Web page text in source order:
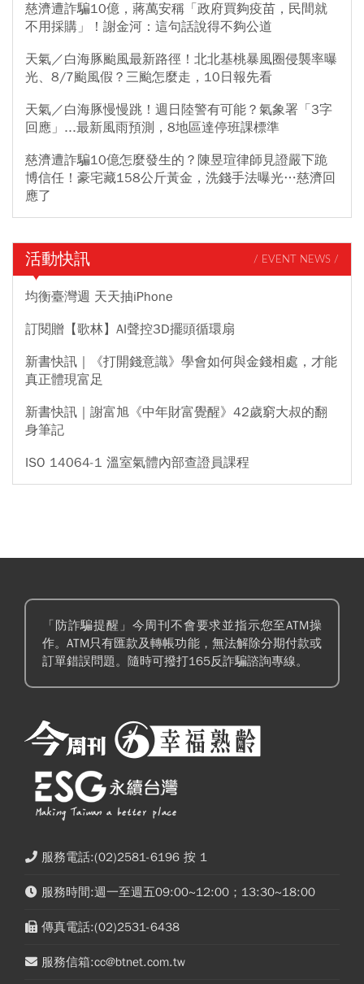
慈濟遭詐騙10億，蔣萬安稱「政府買夠疫苗，民間就
不用採購」！謝金河：這句話說得不夠公道
天氣／白海豚颱風最新路徑！北北基桃暴風圈侵襲率曝
光、8/7颱風假？三颱怎麼走，10日報先看
天氣／白海豚慢慢跳！週日陸警有可能？氣象署「3字
回應」...最新風雨預測，8地區達停班課標準
慈濟遭詐騙10億怎麼發生的？陳昱瑄律師見證嚴下跪
博信任！豪宅藏158公斤黃金，洗錢手法曝光…慈濟回
應了
活動快訊 / EVENT NEWS /
均衡臺灣週 天天抽iPhone
訂閱贈【歌林】AI聲控3D擺頭循環扇
新書快訊｜《打開錢意識》學會如何與金錢相處，才能
真正體現富足
新書快訊｜謝富旭《中年財富覺醒》42歲窮大叔的翻
身筆記
ISO 14064-1 溫室氣體內部查證員課程
「防詐騙提醒」今周刊不會要求並指示您至ATM操
作。ATM只有匯款及轉帳功能，無法解除分期付款或
訂單錯誤問題。隨時可撥打165反詐騙諮詢專線。
服務電話:(02)2581-6196 按 1
服務時間:週一至週五09:00~12:00；13:30~18:00
傳真電話:(02)2531-6438
服務信箱:cc@btnet.com.tw